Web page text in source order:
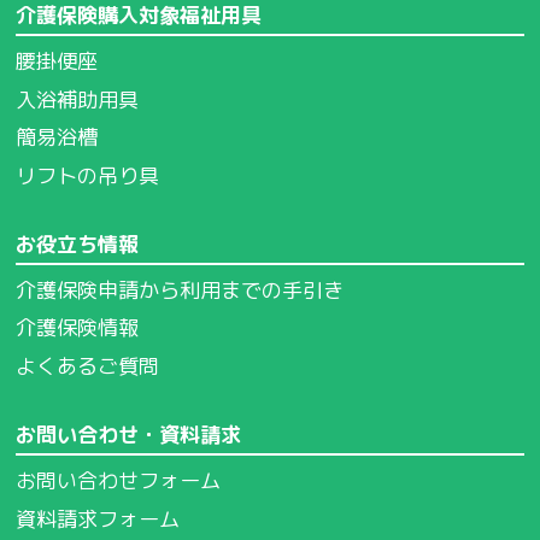
介護保険購入対象福祉用具
腰掛便座
入浴補助用具
簡易浴槽
リフトの吊り具
お役立ち情報
介護保険申請から利用までの手引き
介護保険情報
よくあるご質問
お問い合わせ・資料請求
お問い合わせフォーム
資料請求フォーム